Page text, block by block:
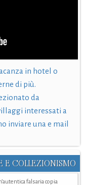
in hotel o
di più.
da
interessati a
inviare una e mail
E COLLEZIONISMO
falsaria copia